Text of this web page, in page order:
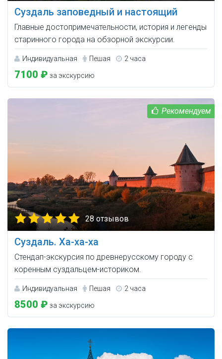
Суздаль заповедный и настоящий
Главные достопримечательности, история и легенды
старинного города на обзорной экскурсии.
Индивидуальная Пешая 2 часа
7100 ₽ за экскурсию
28 отзывов
Суздаль. Ха-ха-ха
Стендап-экскурсия по древнерусскому городу с
коренным суздальцем-историком.
Индивидуальная Пешая 2 часа
8500 ₽ за экскурсию